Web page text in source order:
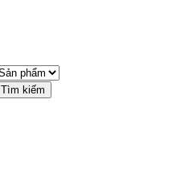
Tìm kiếm